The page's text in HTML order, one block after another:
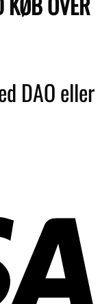
DAO eller